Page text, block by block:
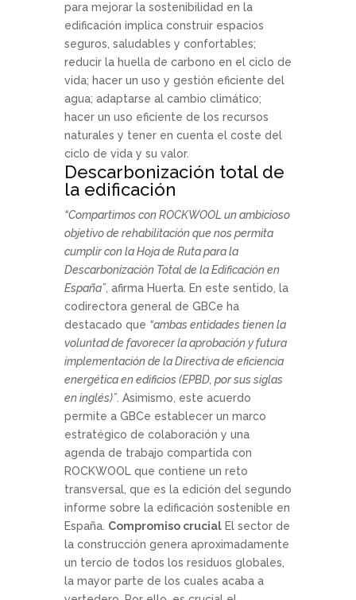
para mejorar la sostenibilidad en la
edificación implica construir espacios
seguros, saludables y confortables;
reducir la huella de carbono en el ciclo de
vida; hacer un uso y gestión eficiente del
agua; adaptarse al cambio climático;
hacer un uso eficiente de los recursos
naturales y tener en cuenta el coste del
ciclo de vida y su valor.
Descarbonización total de
la edificación
“Compartimos con ROCKWOOL un ambicioso
objetivo de rehabilitación que nos permita
cumplir con la Hoja de Ruta para la
Descarbonización Total de la Edificación en
España”, afirma Huerta. En este sentido, la
codirectora general de GBCe ha
destacado que “ambas entidades tienen la
voluntad de favorecer la aprobación y futura
implementación de la Directiva de eficiencia
energética en edificios (EPBD, por sus siglas
en inglés)”. Asimismo, este acuerdo
permite a GBCe establecer un marco
estratégico de colaboración y una
agenda de trabajo compartida con
ROCKWOOL que contiene un reto
transversal, que es la edición del segundo
informe sobre la edificación sostenible en
España. Compromiso crucialEl sector de
la construcción genera aproximadamente
un tercio de todos los residuos globales,
la mayor parte de los cuales acaba a